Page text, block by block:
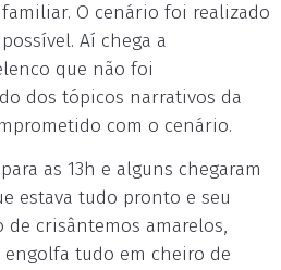
O cenário foi realizado
Aí chega a
que não foi
dos tópicos narrativos da
com o cenário.
as 13h e alguns chegaram
estava tudo pronto e seu
de crisântemos amarelos,
tudo em cheiro de